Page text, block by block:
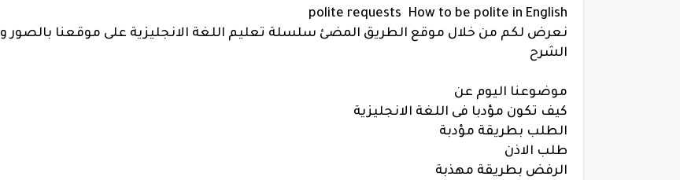
polite requests
How to be polite in English
نعرض لكم من خلال موقع الطريق المضئ سلسلة تعليم اللغة الانجليزية على موقعنا بالصور و
الشرح
موضوعنا اليوم عن
كيف تكون مؤدبا فى اللغة الانجليزية
الطلب بطريقة مؤدبة
طلب الاذن
الرفض بطريقة مهذبة